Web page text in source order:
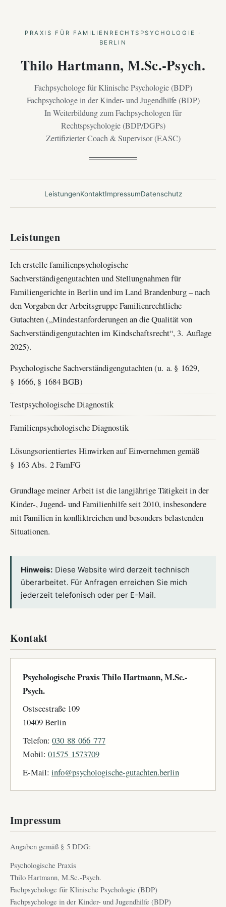
PRAXIS FÜR FAMILIENRECHTSPSYCHOLOGIE ·
BERLIN
Thilo Hartmann, M.Sc.-Psych.
Fachpsychologe für Klinische Psychologie (BDP)
Fachpsychologe in der Kinder- und Jugendhilfe (BDP)
In Weiterbildung zum Fachpsychologen für
Rechtspsychologie (BDP/DGPs)
Zertifizierter Coach & Supervisor (EASC)
LeistungenKontaktImpressumDatenschutz
Leistungen
Ich erstelle familienpsychologische
Sachverständigengutachten und Stellungnahmen für
Familiengerichte in Berlin und im Land Brandenburg – nach
den Vorgaben der Arbeitsgruppe Familienrechtliche
Gutachten („Mindestanforderungen an die Qualität von
Sachverständigengutachten im Kindschaftsrecht“, 3. Auflage
2025).
Psychologische Sachverständigengutachten (u. a. § 1629,
§ 1666, § 1684 BGB)
Testpsychologische Diagnostik
Familienpsychologische Diagnostik
Lösungsorientiertes Hinwirken auf Einvernehmen gemäß
§ 163 Abs. 2 FamFG
Grundlage meiner Arbeit ist die langjährige Tätigkeit in der
Kinder-, Jugend- und Familienhilfe seit 2010, insbesondere
mit Familien in konfliktreichen und besonders belastenden
Situationen.
Hinweis: Diese Website wird derzeit technisch
überarbeitet. Für Anfragen erreichen Sie mich
jederzeit telefonisch oder per E-Mail.
Kontakt
Psychologische Praxis Thilo Hartmann, M.Sc.-
Psych.
Ostseestraße 109
10409 Berlin
Telefon: 030 88 066 777
Mobil: 01575 1573709
E-Mail: info@psychologische-gutachten.berlin
Impressum
Angaben gemäß § 5 DDG:
Psychologische Praxis
Thilo Hartmann, M.Sc.-Psych.
Fachpsychologe für Klinische Psychologie (BDP)
Fachpsychologe in der Kinder- und Jugendhilfe (BDP)